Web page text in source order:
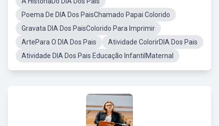
Poema De DIA Dos PaisChamado Papai Colorido
Gravata DIA Dos PaisColorido Para Imprimir
ArtePara O DIA Dos Pais
Atividade ColorirDIA Dos Pais
Atividade DIA Dos Pais Educação InfantilMaternal